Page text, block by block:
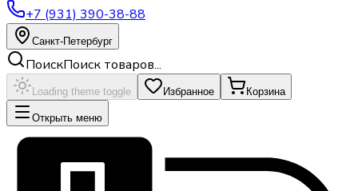
+7 (931) 390-38-88
Санкт-Петербург
ПоискПоиск товаров...
Loading theme toggle Избранное Корзина
Открыть меню